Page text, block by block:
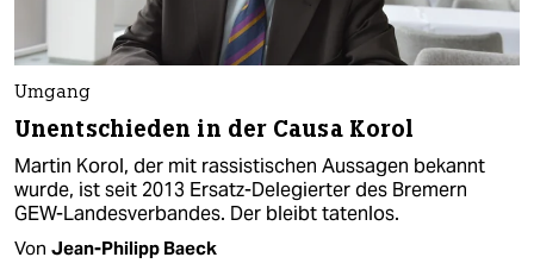
Umgang
Unentschieden in der Causa Korol
Martin Korol, der mit rassistischen Aussagen bekannt
wurde, ist seit 2013 Ersatz-Delegierter des Bremern
GEW-Landesverbandes. Der bleibt tatenlos.
Von Jean-Philipp Baeck